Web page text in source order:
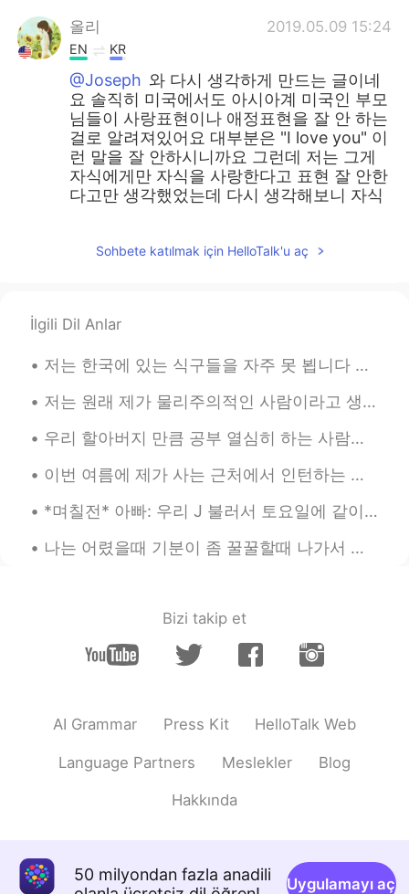
올리 2019.05.09 15:24
EN KR
@Joseph 와 다시 생각하게 만드는 글이네
요 솔직히 미국에서도 아시아계 미국인 부모
님들이 사랑표현이나 애정표현을 잘 안 하는
걸로 알려져있어요 대부분은 "I love you" 이
런 말을 잘 안하시니까요 그런데 저는 그게
자식에게만 자식을 사랑한다고 표현 잘 안한
다고만 생각했었는데 다시 생각해보니 자식
식이 부모님의 사랑을 더 쉽게 느낄 수 있으
으셨네요 ㅎㅎ 저도 잘 배웠습니다 여친분에
EN KR
@Sunmin선민무슨 말씀이신지 너무 잘 알
운 관계" 이 말과 공감해요 저도 한 2~3년 전
이야기를 다 하려면 얘기가 너무 길어지지만
우리 부모님은 둘다 서울대출신이기 때문에
었어요 특히 고등학교때 많이 심해져서 인간
취급을 안해주시는 거 같았었고 너무 힘들었
어요 이제는 부모님의 마음을 조금 다 잘 이
해하게 됐었지만 아직 많은 부분으로 부족하
인 작업)인 거 같아요 선민님 생각도 나눠주
지시길 바랍니다~
Sohbete katılmak için HelloTalk'u aç
İlgili Dil Anlar
저는 한국에 있는 식구들을 자주 못 뵙니다 저희 부모님은 한국인이지만 저는 미국에서 태어나고 자라왔습니다 대학 다닐때까지 한국에 못 갔습니다 작년 9월에 한국을 방문할 수 있...
저는 원래 제가 물리주의적인 사람이라고 생각하지 않았어요 돈도 돈으로 살 수 있는 것들에도 아예 관심 없었어요 어렸을때부터 장난감 게임 옷을 열망하고 그러지 않았어요 쇼핑몰도...
우리 할아버지 만큼 공부 열심히 하는 사람을 본 적이 없어요 할아버지의 취미는 공부예요 ㅋㅋㅋ 특히 역사와 언어 공부에 관심이 많으십니다 사진에서 할아버지께서 공부용으로 사용...
이번 여름에 제가 사는 근처에서 인턴하는 친구의 운전사를 돼줬어요 ㅋㅋㅋ 물론 돈은 받으면서 😂 퇴근할때는 괜찮았는데 더 일찍 출근을 해야 되니까 좀 힘들었어요 ㅋㅋ 매범 아...
*며칠전* 아빠: 우리 J 불러서 토요일에 같이 축구 볼까?? 언니: 아이 아빠!! 토요일이 J 결혼식 날이잖아 아빠: 아 맞다~ 그래도 신랑도 축구는 볼 시간 있겠지? 낮에...
나는 어렸을때 기분이 좀 꿀꿀할때 나가서 공원에 그네를 자주 탔어요 이제는 드라이브하러 가고 이 두가지 행동이 아무런 관계가 없다고 생각했는데 요새 다시 그네를 찾아가는 내...
Bizi takip et
AI Grammar Press Kit HelloTalk Web
Language Partners Meslekler Blog
Hakkında
50 milyondan fazla anadili
Uygulamayı aç